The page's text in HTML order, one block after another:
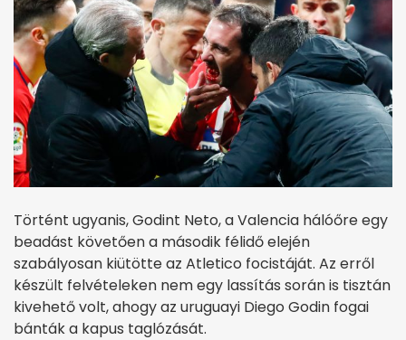
Történt ugyanis, Godint Neto, a Valencia hálóőre egy
beadást követően a második félidő elején
szabályosan kiütötte az Atletico focistáját. Az erről
készült felvételeken nem egy lassítás során is tisztán
kivehető volt, ahogy az uruguayi Diego Godin fogai
bánták a kapus taglózását.